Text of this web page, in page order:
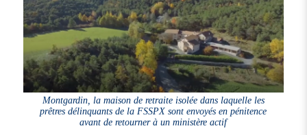
Montgardin, la maison de retraite isolée dans laquelle les
prêtres délinquants de la FSSPX sont envoyés en pénitence
avant de retourner à un ministère actif